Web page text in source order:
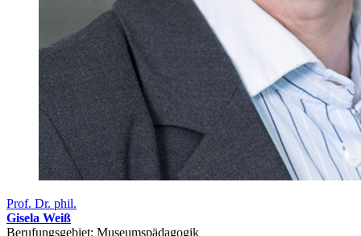
Prof. Dr. phil.
Gisela Weiß
Berufungsgebiet: Museumspädagogik